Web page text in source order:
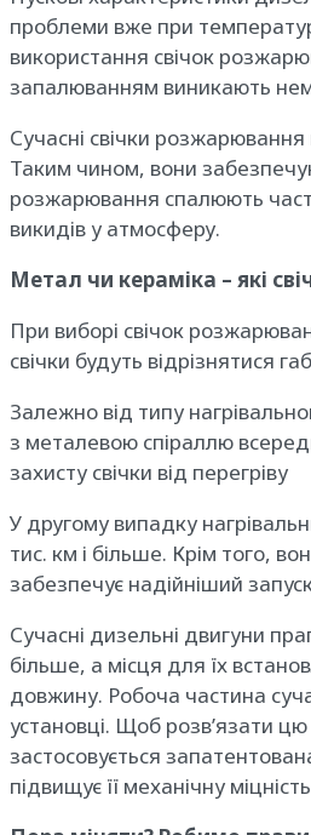
проблеми вже при
використання свічок
запалюванням виникають
Сучасні свічки
Таким чином, вони
розжарювання спалюють
викидів у атмосферу.
Метал чи кераміка – які
При виборі свічок
свічки будуть відрізнятися
Залежно від типу
з металевою спіраллю
захисту свічки від перегріву
У другому випадку
тис. км і більше. Крім того,
забезпечує надійніший
Сучасні дизельні двигуни
більше, а місця для їх
довжину. Робоча частина
установці. Щоб розв’язати
застосовується
підвищує її механічну